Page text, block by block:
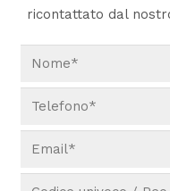
ricontattato dal